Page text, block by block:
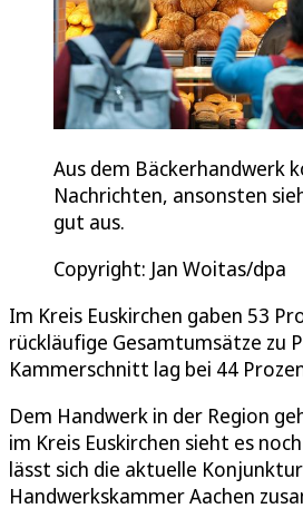
Aus dem Bäckerhandwerk
Nachrichten, ansonsten
gut aus.
Copyright: Jan Woitas/dpa
Im Kreis Euskirchen gaben 53
rückläufige Gesamtumsätze zu
Kammerschnitt lag bei 44
Dem Handwerk in der Region
im Kreis Euskirchen sieht es
lässt sich die aktuelle
Handwerkskammer Aachen